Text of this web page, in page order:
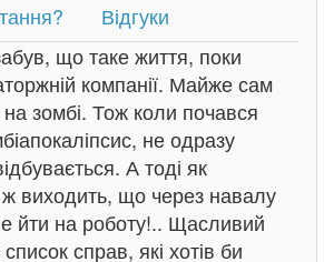
Відгуки
що таке життя, поки
компанії. Майже сам
зомбі. Тож коли почався
не одразу
А тоді як
виходить, що через навалу
йти на роботу!.. Щасливий
справ, які хотів би